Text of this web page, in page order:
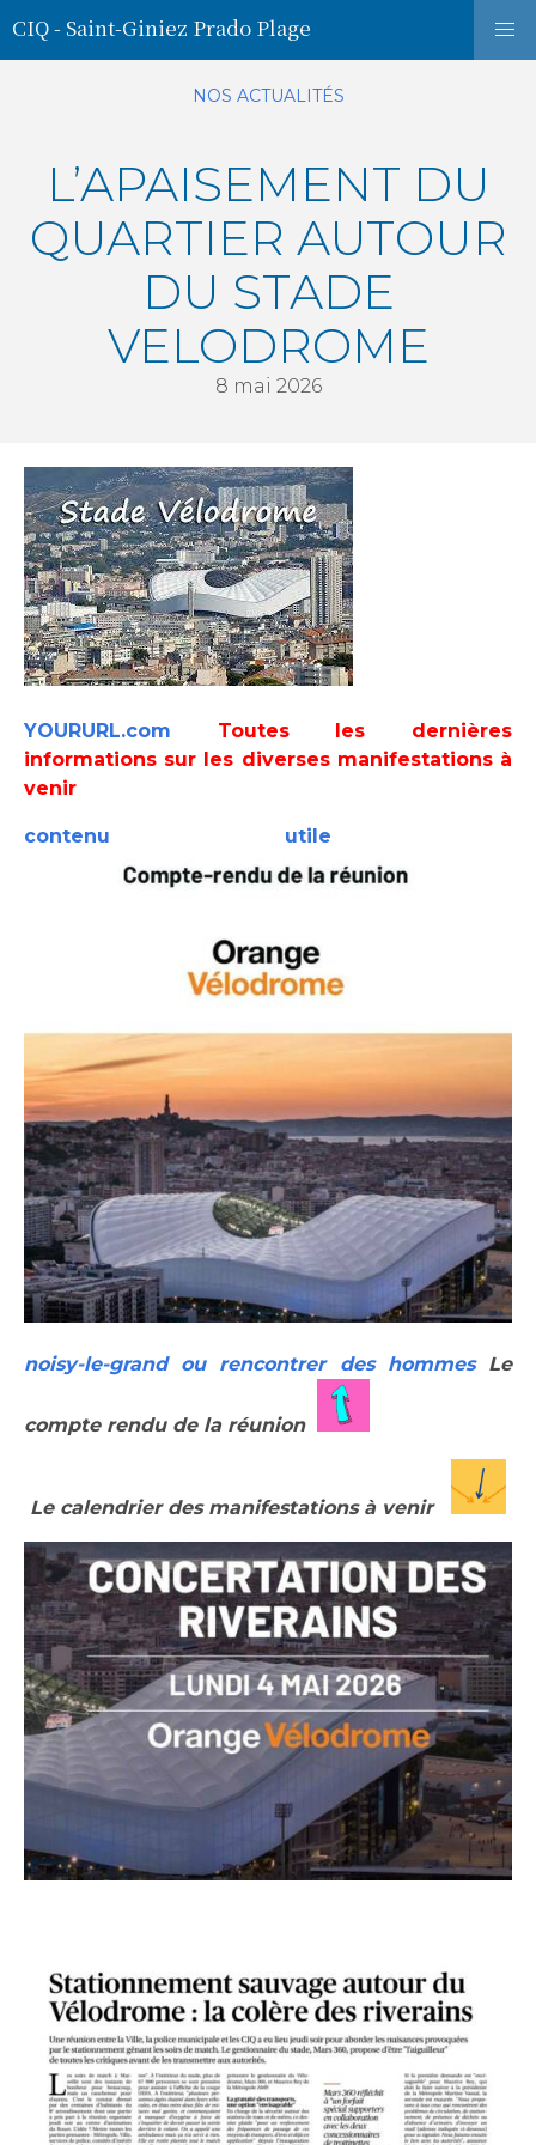
CIQ - Saint-Giniez Prado Plage
NOS ACTUALITÉS
L’APAISEMENT DU
QUARTIER AUTOUR
DU STADE
VELODROME
8 mai 2026
YOURURL.com Toutes les dernières
informations sur les diverses manifestations à
venir
contenu utile
noisy-le-grand ou rencontrer des hommesLe
compte rendu de la réunion
Le calendrier des manifestations à venir